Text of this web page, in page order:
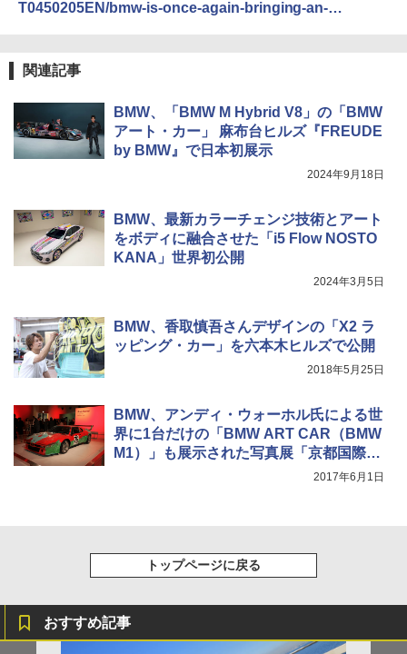
T0450205EN/bmw-is-once-again-bringing-an-
関連記事
BMW、「BMW M Hybrid V8」の「BMW
アート・カー」 麻布台ヒルズ『FREUDE
by BMW』で日本初展示
2024年9月18日
BMW、最新カラーチェンジ技術とアート
をボディに融合させた「i5 Flow NOSTO
KANA」世界初公開
2024年3月5日
BMW、香取慎吾さんデザインの「X2 ラ
ッピング・カー」を六本木ヒルズで公開
2018年5月25日
BMW、アンディ・ウォーホル氏による世
界に1台だけの「BMW ART CAR（BMW
M1）」も展示された写真展「京都国際写
2017年6月1日
トップページに戻る
おすすめ記事